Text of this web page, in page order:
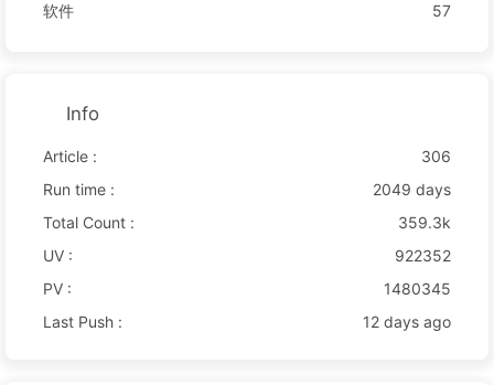
软件
57
Info
Article :
306
Run time :
2049 days
Total Count :
359.3k
UV :
922352
PV :
1480345
Last Push :
12 days ago